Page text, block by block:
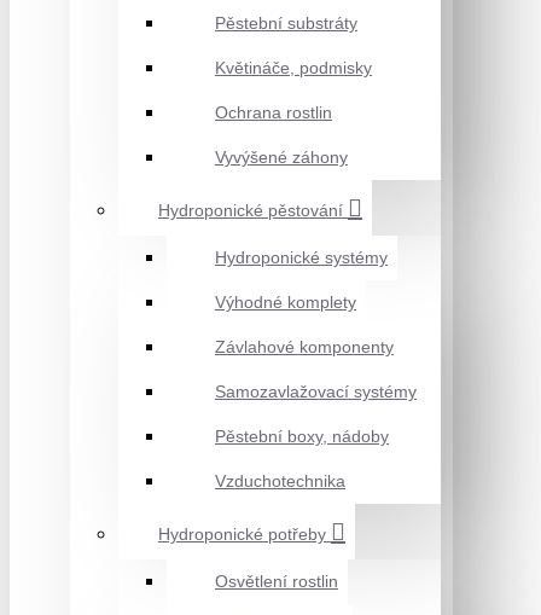
Pěstební substráty
Květináče, podmisky
Ochrana rostlin
Vyvýšené záhony
Hydroponické pěstování
Hydroponické systémy
Výhodné komplety
Závlahové komponenty
Samozavlažovací systémy
Pěstební boxy, nádoby
Vzduchotechnika
Hydroponické potřeby
Osvětlení rostlin